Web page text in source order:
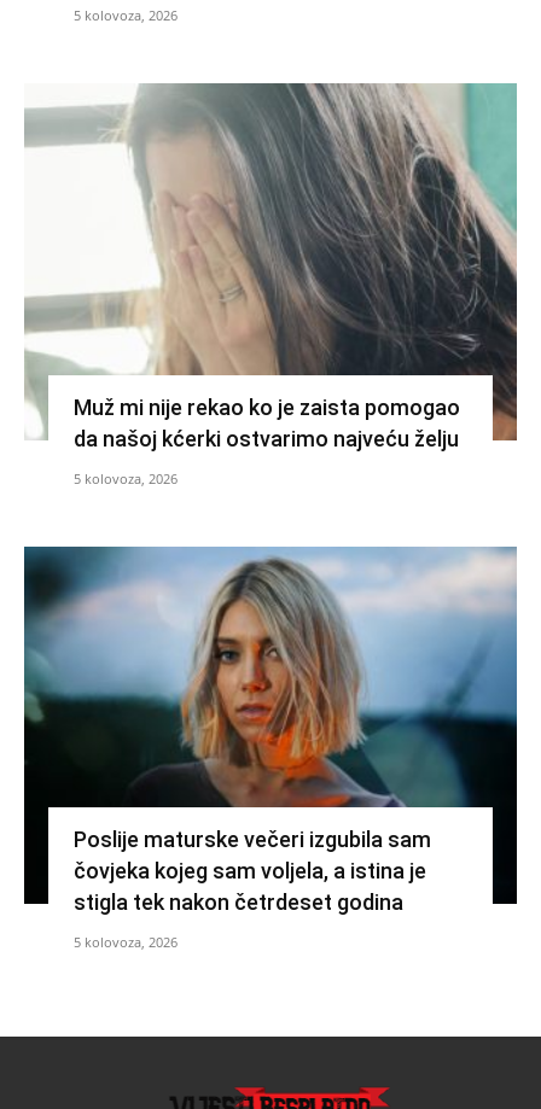
5 kolovoza, 2026
Muž mi nije rekao ko je zaista pomogao
da našoj kćerki ostvarimo najveću želju
5 kolovoza, 2026
Poslije maturske večeri izgubila sam
čovjeka kojeg sam voljela, a istina je
stigla tek nakon četrdeset godina
5 kolovoza, 2026